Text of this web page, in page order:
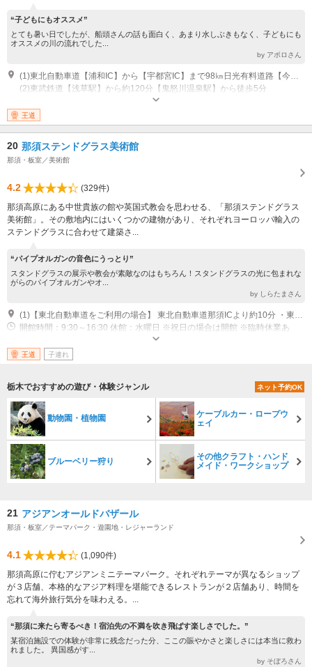
“子どもにもオススメ”
とても暑い日でしたが、船頭さんの話も面白く、あまり水しぶきもなく、子どもにも
オススメの川の流れでした...
by アポロさん
(1)東北自動車道【浦和IC】から【宇都宮IC】まで98㎞日光有料道路【今市IC】から約20分
(2)東武鉄道【浅草駅】から約120分【鬼怒川温泉駅】から徒歩5分
営業：4月中旬～11月下旬※期間中無休 営業時間：9:00～15:45 休業：12月
上旬～4月中旬
王道
20 那須ステンドグラス美術館
那須・板室／美術館
4.2
(329件)
那須高原にある中世貴族の館や英国式教会を思わせる、「那須ステンドグラス
美術館」。その敷地内にはいくつかの建物があり、それぞれヨーロッパ輸入の
ステンドグラスに合わせて建築さ...
“パイプオルガンの音色にうっとり”
スタンドグラスの展示や教会が素敵なのはもちろん！スタンドグラスの光に包まれな
がらのパイプオルガンやオ...
by しらたまさん
開館時間：9:30～16:30 休館：水曜日 ※祝日の場合は開館 ※臨時休業あ
り 事前に公式HPにて営業日をご確認の上、お越しください。
王道 子連れ
栃木でおすすめの遊び・体験ジャンル ネット予約OK
動物園・植物園
ケーブルカー・ロープウ
ェイ
ブルーベリー狩り
その他クラフト・ハンド
メイド・ワークショップ
21 アジアンオールドバザール
那須・板室／テーマパーク・遊園地・レジャーランド
4.1
(1,090件)
那須高原に佇むアジアンミニテーマパーク。それぞれテーマが異なるショップ
が３店舗、本格的なアジア料理を堪能できるレストランが２店舗あり、時間を
忘れて海外旅行気分を味わえる。...
“那須に来たら寄るべき！宿泊先の不満を吹き飛ばす楽しさでした。”
某宿泊施設での体験が非常に残念だった分、ここの賑やかさと楽しさには本当に救わ
れました。 異国感がす...
by そぼろさん